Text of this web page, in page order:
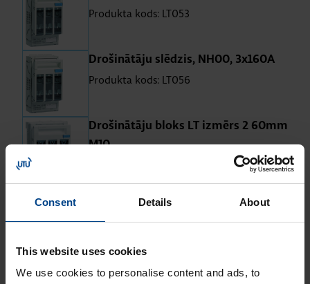
Consent Details About
This website uses cookies
We use cookies to personalise content and ads, to
Produkta kods: LT053
Drošinātāju slēdzis, NH00, 3x160A
Produkta kods: LT056
Drošinātāju bloks LT izmērs 2 60mm
M10